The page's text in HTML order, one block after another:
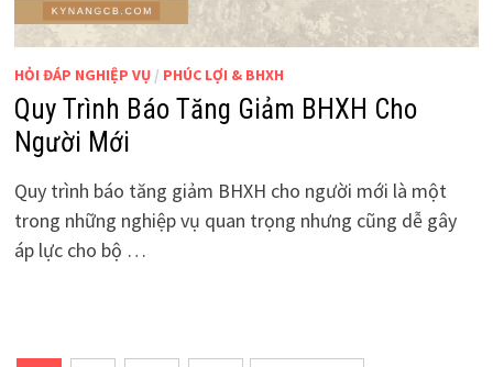
HỎI ĐÁP NGHIỆP VỤ/ PHÚC LỢI & BHXH
Quy Trình Báo Tăng Giảm BHXH Cho
Người Mới
Quy trình báo tăng giảm BHXH cho người mới là một
trong những nghiệp vụ quan trọng nhưng cũng dễ gây
áp lực cho bộ …